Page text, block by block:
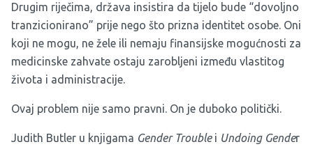
Drugim riječima, država insistira da tijelo bude “dovoljno
tranzicionirano” prije nego što prizna identitet osobe. Oni
koji ne mogu, ne žele ili nemaju finansijske mogućnosti za
medicinske zahvate ostaju zarobljeni između vlastitog
života i administracije.
Ovaj problem nije samo pravni. On je duboko politički.
Judith Butler u knjigama Gender Troublei Undoing Gender